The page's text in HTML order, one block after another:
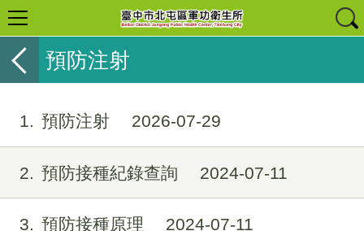
預防注射
1 預防注射 2026-07-29
2 預防接種紀錄查詢 2024-07-11
3 預防接種原理 2024-07-11